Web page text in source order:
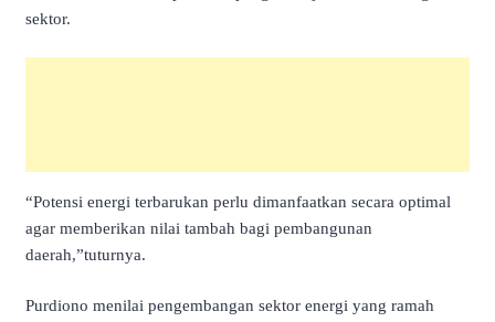
sektor.
“Potensi energi terbarukan perlu dimanfaatkan secara optimal
agar memberikan nilai tambah bagi pembangunan
daerah,”tuturnya.
Purdiono menilai pengembangan sektor energi yang ramah